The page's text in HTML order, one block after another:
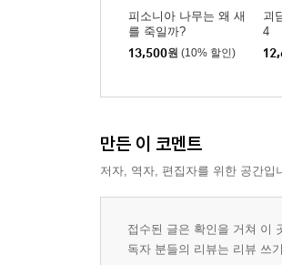
피소니아 나무는 왜 새
를 죽일까?
13,500원 (10% 할인)
괴
4
만든 이 코멘트
저자, 역자, 편집자를 위한 공간
접수된 글은 확인을 거쳐 이
독자 분들의 리뷰는 리뷰 쓰